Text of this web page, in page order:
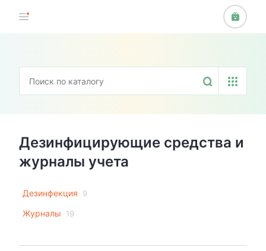
Дезинфицирующие средства и
журналы учета
Дезинфекция 9
Журналы 19